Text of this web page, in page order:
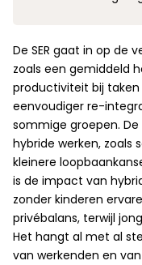
De SER gaat in op de
zoals een gemiddeld
productiviteit bij
eenvoudiger re-
sommige groepen. De
hybride werken, zoals
kleinere
is de impact van
zonder kinderen
privébalans, terwijl
Het hangt al met al
van werkenden en